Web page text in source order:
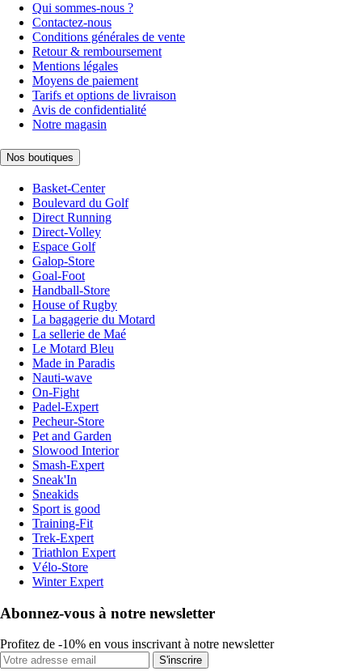
Qui sommes-nous ?
Contactez-nous
Conditions générales de vente
Retour & remboursement
Mentions légales
Moyens de paiement
Tarifs et options de livraison
Avis de confidentialité
Notre magasin
Nos boutiques
Basket-Center
Boulevard du Golf
Direct Running
Direct-Volley
Espace Golf
Galop-Store
Goal-Foot
Handball-Store
House of Rugby
La bagagerie du Motard
La sellerie de Maé
Le Motard Bleu
Made in Paradis
Nauti-wave
On-Fight
Padel-Expert
Pecheur-Store
Pet and Garden
Slowood Interior
Smash-Expert
Sneak'In
Sneakids
Sport is good
Training-Fit
Trek-Expert
Triathlon Expert
Vélo-Store
Winter Expert
Abonnez-vous à notre newsletter
Profitez de -10% en vous inscrivant à notre newsletter
S'inscrire